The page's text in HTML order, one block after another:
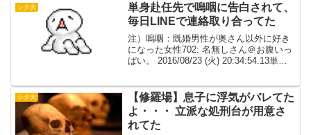
シタ夫
単身赴任先で嗚咽に告白されて、
毎日LINEで連絡取り合ってた
注）嗚咽：既婚男性が奥さん以外に好き
になった女性702: 名無しさん＠お腹いっ
ぱい。 2016/08/23 (火) 20:34:54.13単身
咽と毎日LINEで連絡取り...
シタ夫
【修羅場】息子に浮気がバレてた
よ・・・ 立派な処刑台が用意さ
れてた